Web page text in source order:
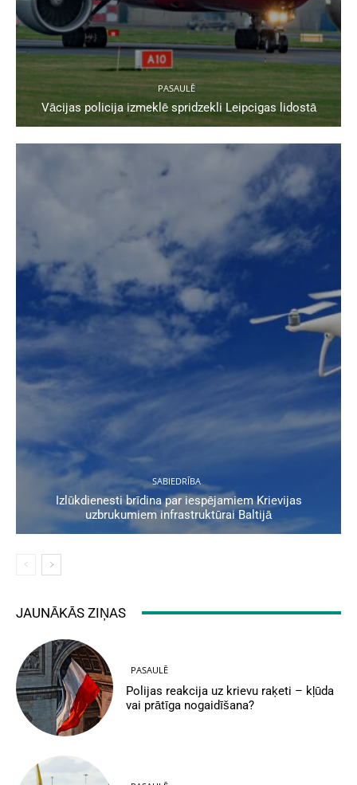
PASAULĒ
Vācijas policija izmeklē spridzekli Leipcigas lidostā
SABIEDRĪBA
Izlūkdienesti brīdina par iespējamiem Krievijas
uzbrukumiem infrastruktūrai Baltijā
JAUNĀKĀS ZIŅAS
PASAULĒ
Polijas reakcija uz krievu raķeti – kļūda
vai prātīga nogaidīšana?